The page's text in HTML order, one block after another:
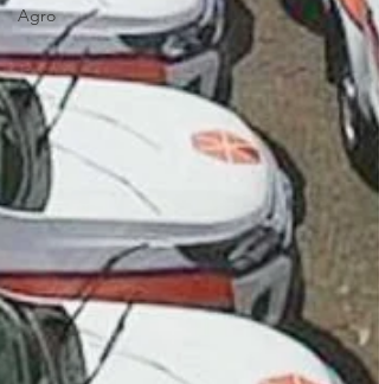
Agro